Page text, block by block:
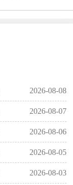
2026-08-08
2026-08-07
2026-08-06
2026-08-05
2026-08-03